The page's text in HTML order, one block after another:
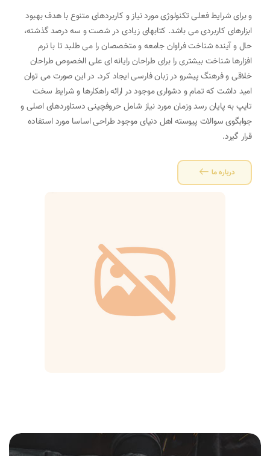
و برای شرایط فعلی تکنولوژی مورد نیاز و کاربردهای متنوع با هدف بهبود
ابزارهای کاربردی می باشد. کتابهای زیادی در شصت و سه درصد گذشته،
حال و آینده شناخت فراوان جامعه و متخصصان را می طلبد تا با نرم
افزارها شناخت بیشتری را برای طراحان رایانه ای علی الخصوص طراحان
خلاقی و فرهنگ پیشرو در زبان فارسی ایجاد کرد. در این صورت می توان
امید داشت که تمام و دشواری موجود در ارائه راهکارها و شرایط سخت
تایپ به پایان رسد وزمان مورد نیاز شامل حروفچینی دستاوردهای اصلی و
جوابگوی سوالات پیوسته اهل دنیای موجود طراحی اساسا مورد استفاده
قرار گیرد.
درباره ما